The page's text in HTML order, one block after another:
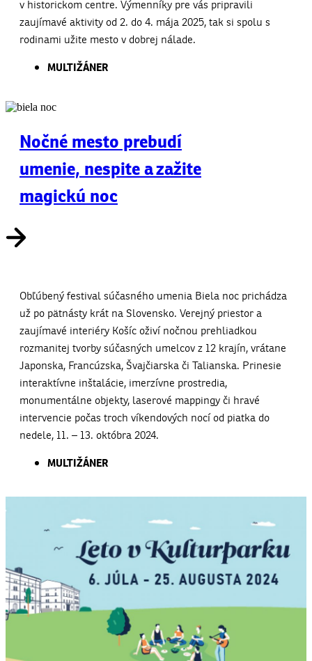
v historickom centre. Výmenníky pre vás pripravili
zaujímavé aktivity od 2. do 4. mája 2025, tak si spolu s
rodinami užite mesto v dobrej nálade.
MULTIŽÁNER
Nočné mesto prebudí
umenie, nespite a zažite
magickú noc
Obľúbený festival súčasného umenia Biela noc prichádza
už po pätnásty krát na Slovensko. Verejný priestor a
zaujímavé interiéry Košíc oživí nočnou prehliadkou
rozmanitej tvorby súčasných umelcov z 12 krajín, vrátane
Japonska, Francúzska, Švajčiarska či Talianska. Prinesie
interaktívne inštalácie, imerzívne prostredia,
monumentálne objekty, laserové mappingy či hravé
intervencie počas troch víkendových nocí od piatka do
nedele, 11. – 13. októbra 2024.
MULTIŽÁNER